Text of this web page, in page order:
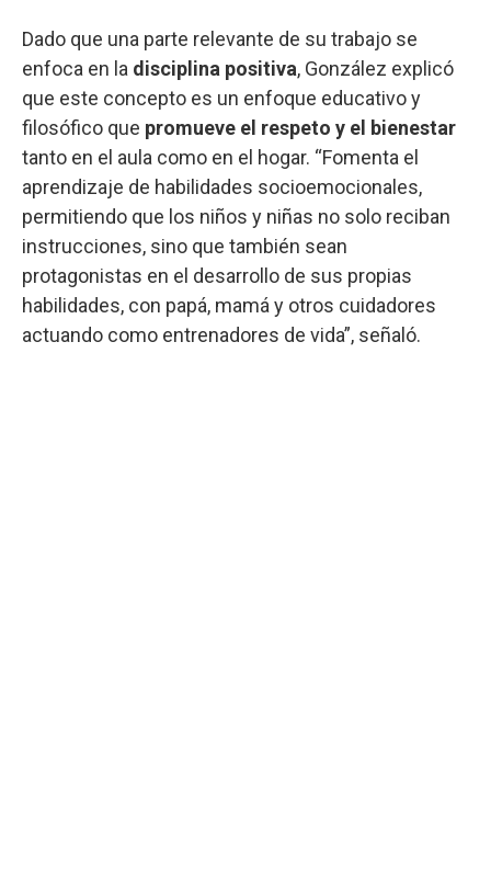
Dado que una parte relevante de su trabajo se
enfoca en la disciplina positiva, González explicó
que este concepto es un enfoque educativo y
filosófico que promueve el respeto y el bienestar
tanto en el aula como en el hogar. “Fomenta el
aprendizaje de habilidades socioemocionales,
permitiendo que los niños y niñas no solo reciban
instrucciones, sino que también sean
protagonistas en el desarrollo de sus propias
habilidades, con papá, mamá y otros cuidadores
actuando como entrenadores de vida”, señaló.